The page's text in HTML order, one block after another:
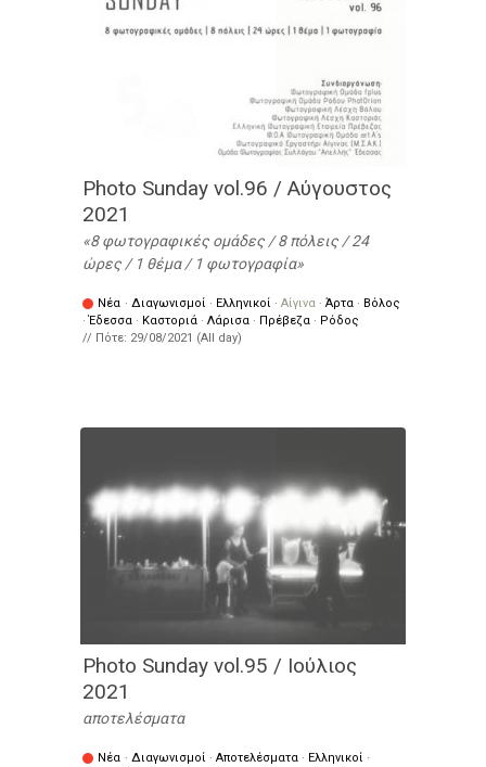
Photo Sunday vol.96 / Αύγουστος
2021
8 φωτογραφικές ομάδες / 8 πόλεις / 24
ώρες / 1 θέμα / 1 φωτογραφία
Νέα · Διαγωνισμοί · Ελληνικοί · Αίγινα · Άρτα · Βόλος
·Έδεσσα · Καστοριά · Λάρισα · Πρέβεζα · Ρόδος
// Πότε: 29/08/2021 (All day)
Photo Sunday vol.95 / Ιούλιος
2021
αποτελέσματα
Νέα · Διαγωνισμοί · Αποτελέσματα · Ελληνικοί ·